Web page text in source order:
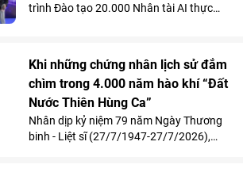
trình Đào tạo 20.000 Nhân tài AI thực
quả 100% học viên đạt chuẩn khóa I
được mời làm việc ngay sau khi tốt
nghiệp, Chương trình đang tăng tốc mở
rộng quy mô đào tạo nhằm đảm bảo
mục tiêu cung cấp từ 10.000 - 20.000
nhân tài AI trong vòng 2 năm, đáp ứng
Khi những chứng nhân lịch sử đắm
chìm trong 4.000 năm hào khí “Đất
Nước Thiên Hùng Ca”
Nhân dịp kỷ niệm 79 năm Ngày Thương
binh - Liệt sĩ (27/7/1947-27/7/2026),